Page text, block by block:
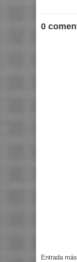
0
Entrada